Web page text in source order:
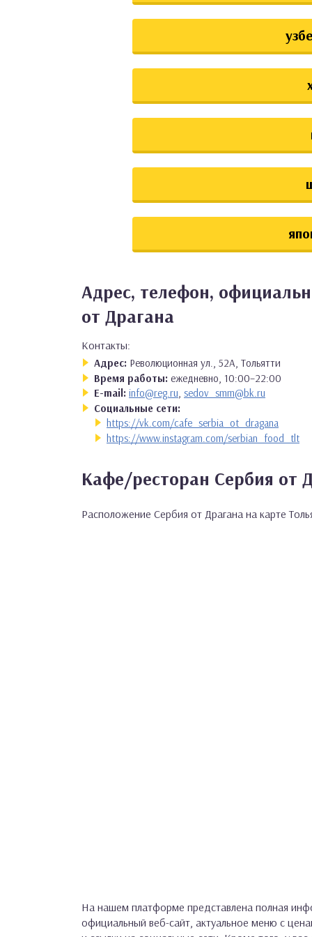
Адрес, телефон,
от Драгана
Контакты:
Адрес: Революционная ул., 52А, Тольятти
Время работы: ежедневно, 10:00–22:00
E-mail: info@reg.ru, sedov_smm@bk.ru
Социальные сети:
https://vk.com/cafe_serbia_ot_dragana
https://www.instagram.com/serbian_food_tlt
Кафе/ресторан Сербия от
Расположение Сербия от Драгана на карте
На нашем платформе представлена полная
официальный веб-сайт, актуальное меню с